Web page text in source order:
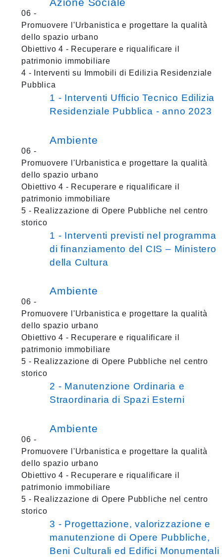
06 -
Promuovere l'Urbanistica e progettare la qualità
dello spazio urbano
Obiettivo 4 - Recuperare e riqualificare il
patrimonio immobiliare
4 - Interventi su Immobili di Edilizia Residenziale
Pubblica
1 - Interventi Ufficio Tecnico Edilizia
Residenziale Pubblica - anno 2023
Ambiente
06 -
Promuovere l'Urbanistica e progettare la qualità
dello spazio urbano
Obiettivo 4 - Recuperare e riqualificare il
patrimonio immobiliare
5 - Realizzazione di Opere Pubbliche nel centro
storico
1 - Interventi previsti nel programma
di finanziamento del CIS – Ministero
della Cultura
Ambiente
06 -
Promuovere l'Urbanistica e progettare la qualità
dello spazio urbano
Obiettivo 4 - Recuperare e riqualificare il
patrimonio immobiliare
5 - Realizzazione di Opere Pubbliche nel centro
storico
2 - Manutenzione Ordinaria e
Straordinaria di Spazi Esterni
Ambiente
06 -
Promuovere l'Urbanistica e progettare la qualità
dello spazio urbano
Obiettivo 4 - Recuperare e riqualificare il
patrimonio immobiliare
5 - Realizzazione di Opere Pubbliche nel centro
storico
3 - Progettazione, valorizzazione e
manutenzione di Opere Pubbliche,
Beni Culturali ed Edifici Monumentali